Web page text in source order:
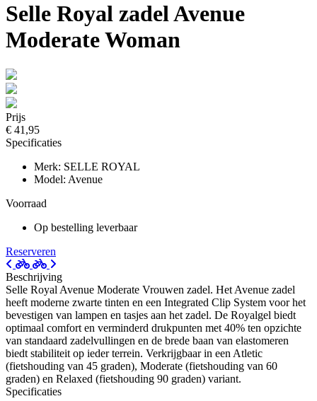
Selle Royal zadel Avenue
Moderate Woman
Prijs
€ 41,95
Specificaties
Merk: SELLE ROYAL
Model: Avenue
Voorraad
Op bestelling leverbaar
Reserveren
Beschrijving
Selle Royal Avenue Moderate Vrouwen zadel. Het Avenue zadel
heeft moderne zwarte tinten en een Integrated Clip System voor het
bevestigen van lampen en tasjes aan het zadel. De Royalgel biedt
optimaal comfort en verminderd drukpunten met 40% ten opzichte
van standaard zadelvullingen en de brede baan van elastomeren
biedt stabiliteit op ieder terrein. Verkrijgbaar in een Atletic
(fietshouding van 45 graden), Moderate (fietshouding van 60
graden) en Relaxed (fietshouding 90 graden) variant.
Specificaties